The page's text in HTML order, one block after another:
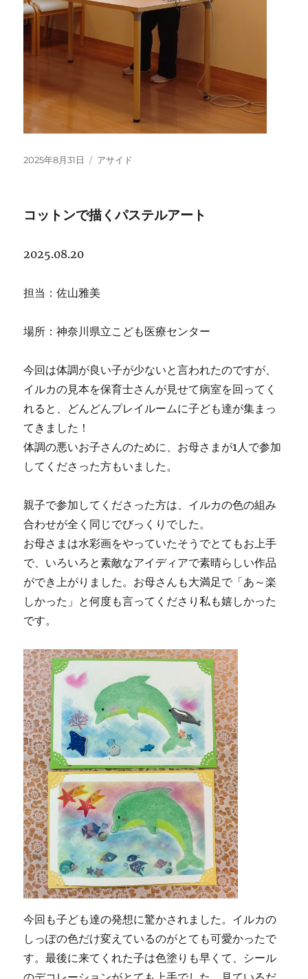
投
2025年8月31日
フ
ッ
アサイド
コットンで描くパステルアート
2025.08.20
担当：佐山雅美
場所：神奈川県立こども医療センター
今回は体調が良い子が少ないと言われたのですが、
イルカの見本を保育士さんが見せて病室を回ってく
れると、どんどんプレイルームに子ども達が集まっ
てきました！
体調の悪いお子さんのために、お母さまが1人で参加
してくださった方もいました。
親子で参加してくださった方は、イルカの色の組み
合わせが全く同じでびっくりでした。
お母さまは水彩画をやっていたそうでとてもお上手
で、いろいろと素敵なアイディアで素晴らしい作品
ができ上がりました。お母さんも大満足で「あ～楽
しかった」と何度も言ってくださり私も嬉しかった
です。
今回も子ども達の発想に驚かされました。イルカの
しっぽの色だけ変えているのがとても可愛かったで
す。最後に来てくれた子は色塗りも早くて、シール